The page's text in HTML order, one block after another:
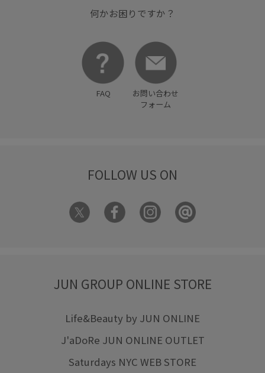
何かお困りですか？
FAQ
お問い合わせ
フォーム
FOLLOW US ON
JUN GROUP ONLINE STORE
Life&Beauty by JUN ONLINE
J'aDoRe JUN ONLINE OUTLET
Saturdays NYC WEB STORE